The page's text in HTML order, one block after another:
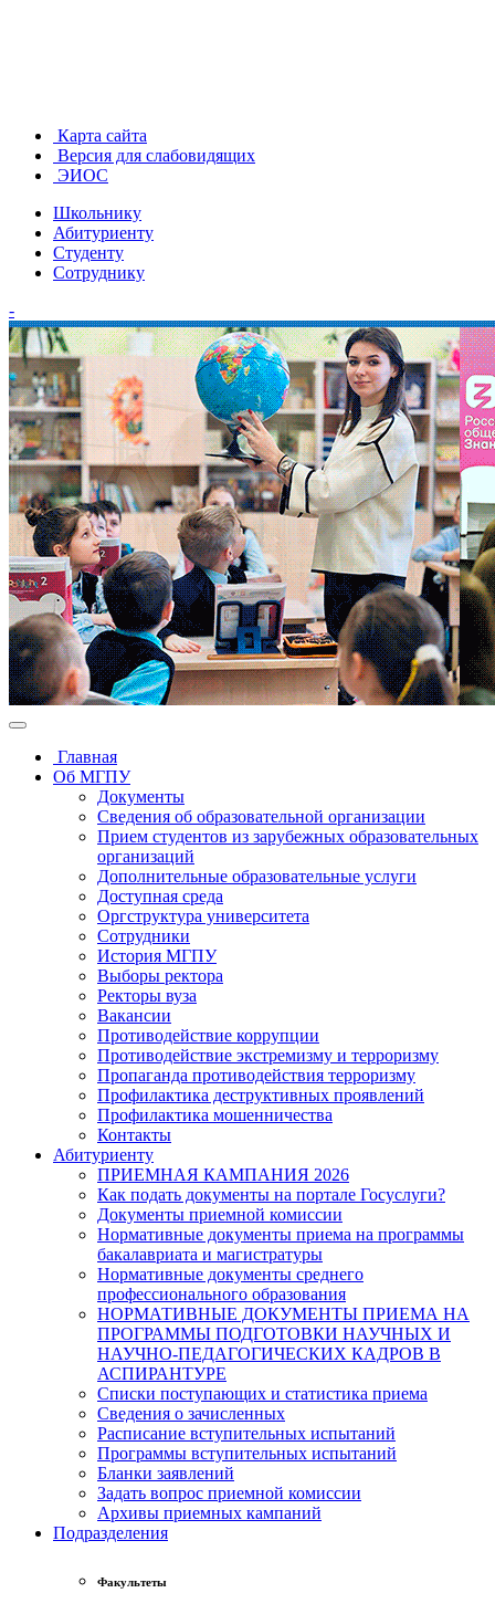
Карта сайта
Версия для слабовидящих
ЭИОС
Школьнику
Абитуриенту
Студенту
Сотруднику
-
Главная
Об МГПУ
Документы
Сведения об образовательной организации
Прием студентов из зарубежных образовательных
организаций
Дополнительные образовательные услуги
Доступная среда
Оргструктура университета
Сотрудники
История МГПУ
Выборы ректора
Ректоры вуза
Вакансии
Противодействие коррупции
Противодействие экстремизму и терроризму
Пропаганда противодействия терроризму
Профилактика деструктивных проявлений
Профилактика мошенничества
Контакты
Абитуриенту
ПРИЕМНАЯ КАМПАНИЯ 2026
Как подать документы на портале Госуслуги?
Документы приемной комиссии
Нормативные документы приема на программы
бакалавриата и магистратуры
Нормативные документы среднего
профессионального образования
НОРМАТИВНЫЕ ДОКУМЕНТЫ ПРИЕМА НА
ПРОГРАММЫ ПОДГОТОВКИ НАУЧНЫХ И
НАУЧНО-ПЕДАГОГИЧЕСКИХ КАДРОВ В
АСПИРАНТУРЕ
Списки поступающих и статистика приема
Сведения о зачисленных
Расписание вступительных испытаний
Программы вступительных испытаний
Бланки заявлений
Задать вопрос приемной комиссии
Архивы приемных кампаний
Подразделения
Факультеты